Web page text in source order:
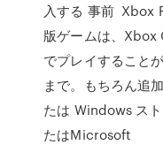
入する 事前 Xbox
版ゲームは、Xbox
でプレイすること
まで。もちろん追
たは Windows ス
たはMicrosoft